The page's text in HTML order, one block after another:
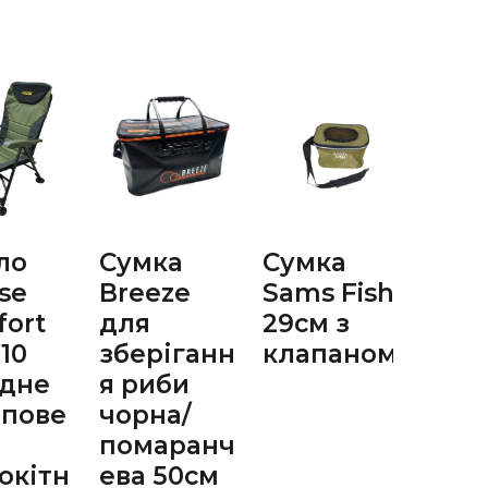
Сумка
Breeze
для
зберіганн
я риби
чорна/
помаранч
ева 50см
Сумка
Sams Fish
29см з
клапаном